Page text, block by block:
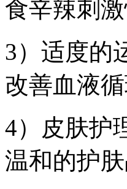
食辛辣刺
3）适度的
改善血液
4）皮肤护
温和的护